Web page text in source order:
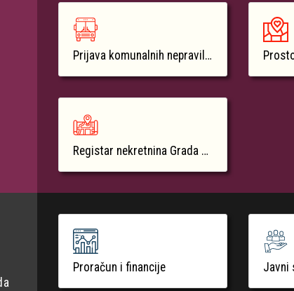
Prijava komunalnih nepravilnosti
Registar nekretnina Grada Krka
Proračun i financije Javni